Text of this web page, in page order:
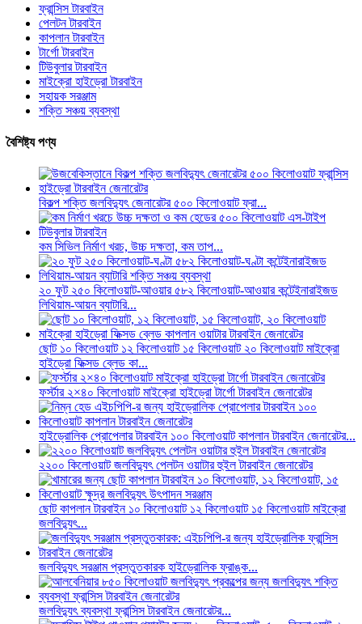
ফ্রান্সিস টারবাইন
পেলটন টারবাইন
কাপলান টারবাইন
টার্গো টারবাইন
টিউবুলার টারবাইন
মাইক্রো হাইড্রো টারবাইন
সহায়ক সরঞ্জাম
শক্তি সঞ্চয় ব্যবস্থা
বৈশিষ্ট্য পণ্য
বিকল্প শক্তি জলবিদ্যুৎ জেনারেটর ৫০০ কিলোওয়াট ফ্রা...
কম সিভিল নির্মাণ খরচ, উচ্চ দক্ষতা, কম তাপ...
২০ ফুট ২৫০ কিলোওয়াট-আওয়ার ৫৮২ কিলোওয়াট-আওয়ার কন্টেইনারাইজড
লিথিয়াম-আয়ন ব্যাটারি...
ছোট ১০ কিলোওয়াট ১২ কিলোওয়াট ১৫ কিলোওয়াট ২০ কিলোওয়াট মাইক্রো
হাইড্রো ফিক্সড ব্লেড কা...
ফর্স্টার ২×৪০ কিলোওয়াট মাইক্রো হাইড্রো টার্গো টারবাইন জেনারেটর
হাইড্রোলিক প্রোপেলার টারবাইন ১০০ কিলোওয়াট কাপলান টারবাইন জেনারেটর...
২২০০ কিলোওয়াট জলবিদ্যুৎ পেলটন ওয়াটার হুইল টারবাইন জেনারেটর
ছোট কাপলান টারবাইন ১০ কিলোওয়াট ১২ কিলোওয়াট ১৫ কিলোওয়াট মাইক্রো
জলবিদ্যুৎ...
জলবিদ্যুৎ সরঞ্জাম প্রস্তুতকারক হাইড্রোলিক ফ্রাঙ্ক...
জলবিদ্যুৎ ব্যবস্থা ফ্রান্সিস টারবাইন জেনারেটর...